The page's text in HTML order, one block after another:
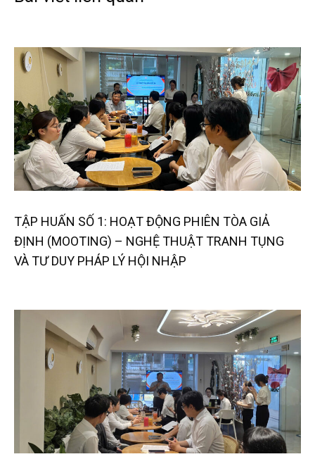
TẬP HUẤN SỐ 1: HOẠT ĐỘNG PHIÊN TÒA GIẢ
ĐỊNH (MOOTING) – NGHỆ THUẬT TRANH TỤNG
VÀ TƯ DUY PHÁP LÝ HỘI NHẬP